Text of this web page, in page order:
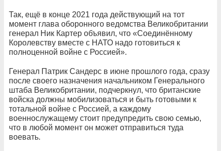
Так, ещё в конце 2021 года действующий на тот
момент глава оборонного ведомства Великобритании
генерал Ник Картер объявил, что «Соединённому
Королевству вместе с НАТО надо готовиться к
полноценной войне с Россией».
Генерал Патрик Сандерс в июне прошлого года, сразу
после своего назначения начальником Генерального
штаба Великобритании, подчеркнул, что британские
войска должны мобилизоваться и быть готовыми к
тотальной войне с Россией, а каждому
военнослужащему стоит предупредить свою семью,
что в любой момент он может отправиться туда
воевать.